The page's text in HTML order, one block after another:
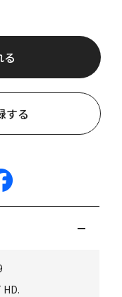
る
する
HD.